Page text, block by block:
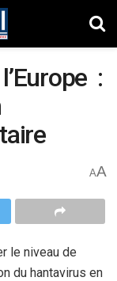
l’Europe :
AA
le niveau de
du hantavirus en